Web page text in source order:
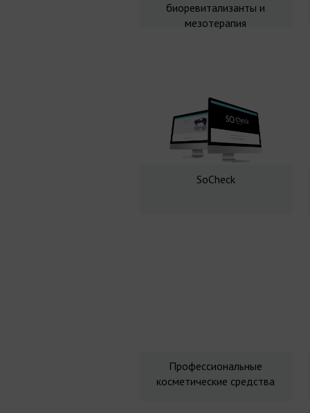
биоревитализанты и
мезотерапия
SoCheck
Профессиональные
косметические средства